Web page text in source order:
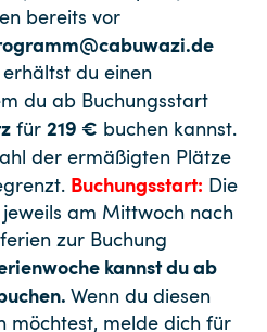
bereits vor
du einen
du ab Buchungsstart
für 219 € buchen kannst.
der ermäßigten Plätze
Buchungsstart: Die
am Mittwoch nach
zur Buchung
kannst du ab
Wenn du diesen
möchtest, melde dich für